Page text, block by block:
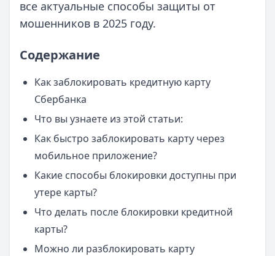
все актуальные способы защиты от
мошенников в 2025 году.
Содержание
Как заблокировать кредитную карту
Сбербанка
Что вы узнаете из этой статьи:
Как быстро заблокировать карту через
мобильное приложение?
Какие способы блокировки доступны при
утере карты?
Что делать после блокировки кредитной
карты?
Можно ли разблокировать карту